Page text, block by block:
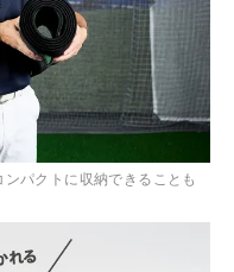
パクトに収納できることも